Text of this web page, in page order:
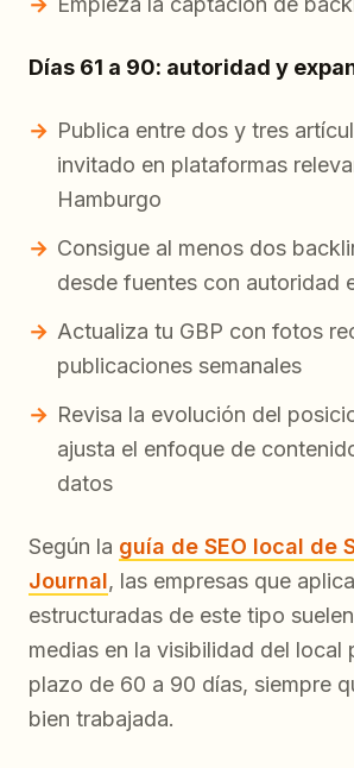
Días 61 a 90: autoridad y
Publica entre dos y tres
invitado en plataformas
Hamburgo
Consigue al menos dos
desde fuentes con autoridad
Actualiza tu GBP con fotos
publicaciones semanales
Revisa la evolución del
ajusta el enfoque de
datos
Según la guía de SEO local de
Journal, las empresas que
estructuradas de este tipo
medias en la visibilidad del local
plazo de 60 a 90 días, siempre
bien trabajada.